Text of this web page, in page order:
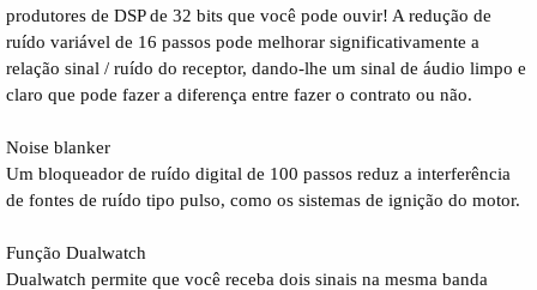
produtores de DSP de 32 bits que você pode ouvir! A redução de
ruído variável de 16 passos pode melhorar significativamente a
relação sinal / ruído do receptor, dando-lhe um sinal de áudio limpo e
claro que pode fazer a diferença entre fazer o contrato ou não.
Noise blanker
Um bloqueador de ruído digital de 100 passos reduz a interferência
de fontes de ruído tipo pulso, como os sistemas de ignição do motor.
Função Dualwatch
Dualwatch permite que você receba dois sinais na mesma banda